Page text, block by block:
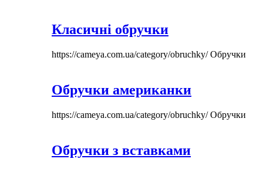
Класичні обручки
https://cameya.com.ua/category/obruchky/Обручки
Обручки американки
https://cameya.com.ua/category/obruchky/Обручки
Обручки з вставками